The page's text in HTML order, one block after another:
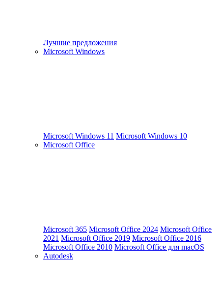
Лучшие предложения
Microsoft Windows
Microsoft Windows 11 Microsoft Windows 10
Microsoft Office
Microsoft 365 Microsoft Office 2024 Microsoft Office
2021 Microsoft Office 2019 Microsoft Office 2016
Microsoft Office 2010 Microsoft Office для macOS
Autodesk